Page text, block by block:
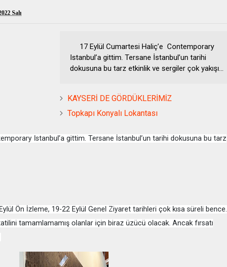
Salı
17 Eylül Cumartesi Haliç’e Contemporary
Istanbul’a gittim. Tersane İstanbul’un tarihi
dokusuna bu tarz etkinlik ve sergiler çok yakışı...
KAYSERİ DE GÖRDÜKLERİMİZ
Topkapı Konyalı Lokantası
Istanbul’a gittim. Tersane İstanbul’un tarihi dokusuna bu tarz
Ön İzleme, 19-22 Eylül Genel Ziyaret tarihleri çok kısa süreli bence.
tamamlamamış olanlar için biraz üzücü olacak. Ancak fırsatı